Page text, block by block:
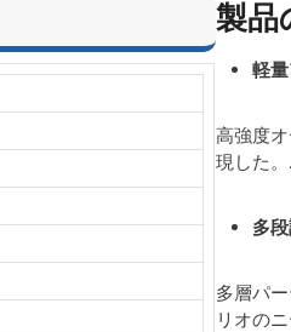
製品
軽
高強度
現した。.
多
多層パ
リオの